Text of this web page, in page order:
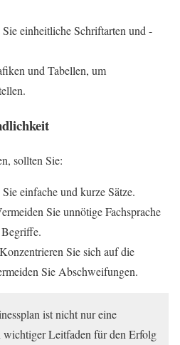
einheitliche Schriftarten und -
und Tabellen, um
sollten Sie:
einfache und kurze Sätze.
Sie unnötige Fachsprache
Sie sich auf die
Sie Abschweifungen.
ist nicht nur eine
Leitfaden für den Erfolg